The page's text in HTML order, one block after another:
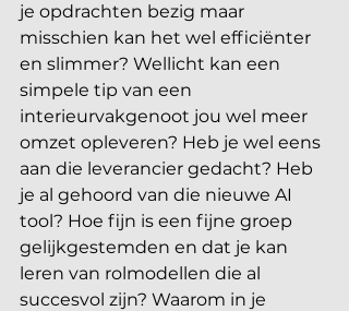
je opdrachten bezig maar
misschien kan het wel efficiënter
en slimmer? Wellicht kan een
simpele tip van een
interieurvakgenoot jou wel meer
omzet opleveren? Heb je wel eens
aan die leverancier gedacht? Heb
je al gehoord van die nieuwe AI
tool? Hoe fijn is een fijne groep
gelijkgestemden en dat je kan
leren van rolmodellen die al
succesvol zijn? Waarom in je